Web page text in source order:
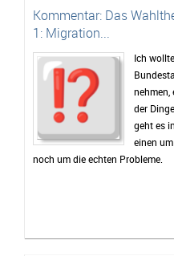
Kommentar: Das
1: Migration...
Ich
nehmen,
der
geht es
einen
noch um die echten Probleme.